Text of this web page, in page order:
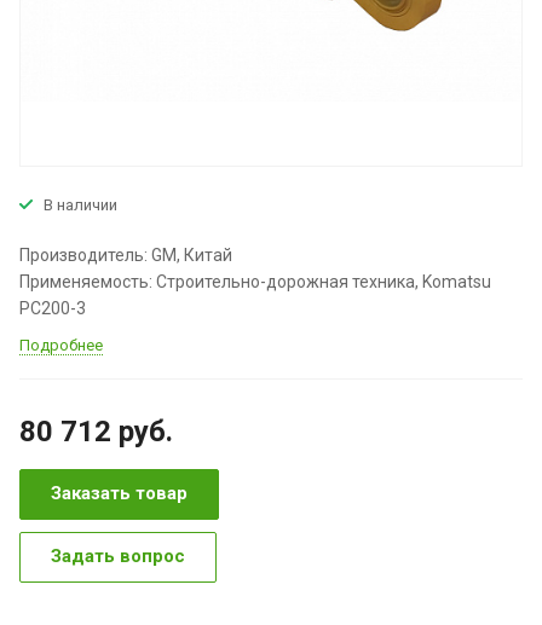
В наличии
Производитель: GM, Китай
Применяемость: Строительно-дорожная техника, Komatsu
PC200-3
Подробнее
80 712 руб.
Заказать товар
Задать вопрос